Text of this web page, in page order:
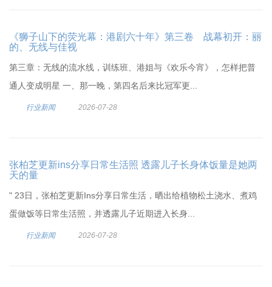
《狮子山下的荧光幕：港剧六十年》第三卷 战幕初开：丽
的、无线与佳视
第三章：无线的流水线，训练班、港姐与《欢乐今宵》，怎样把普
通人变成明星 一、那一晚，第四名后来比冠军更...
行业新闻 2026-07-28
张柏芝更新ins分享日常生活照 透露儿子长身体饭量是她两
天的量
" 23日，张柏芝更新Ins分享日常生活，晒出给植物松土浇水、煮鸡
蛋做饭等日常生活照，并透露儿子近期进入长身...
行业新闻 2026-07-28